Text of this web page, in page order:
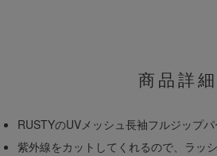
商品詳細
RUSTYのUVメッシュ長袖フルジップパ
紫外線をカットしてくれるので、ラッ